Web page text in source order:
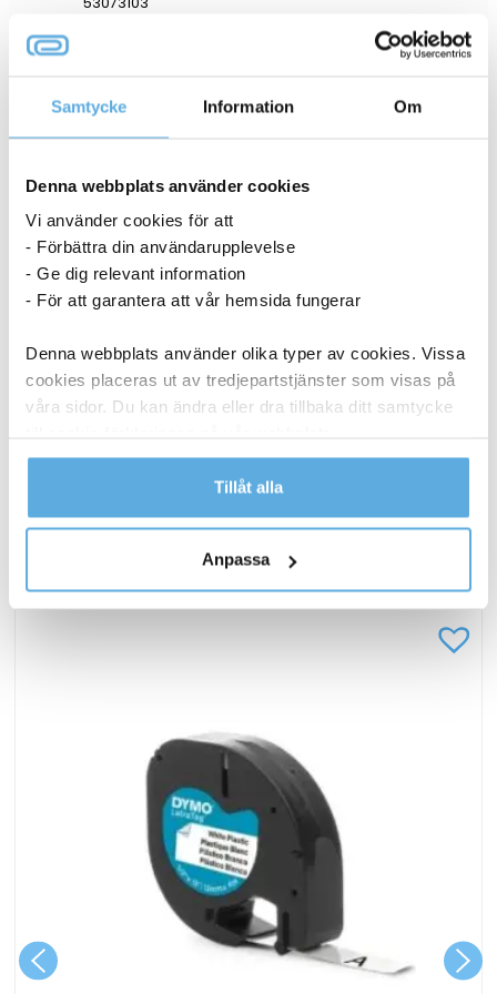
Samtycke Information Om
Denna webbplats använder cookies
Vi använder cookies för att
- Förbättra din användarupplevelse
- Ge dig relevant information
- För att garantera att vår hemsida fungerar
Denna webbplats använder olika typer av cookies. Vissa
cookies placeras ut av tredjepartstjänster som visas på
våra sidor. Du kan ändra eller dra tillbaka ditt samtycke
Läs mer i vår integritetspolicy om vilka vi är, hur du
kontaktar oss och på vilket sätt vi behandlar
Tillåt alla
Anpassa
186,25
186,25kr
9-11 dagar
Svampduk Wettex Quick N Dry på rulle blå 25cm x 10m
53070092
ANDRA KÖPTE OCKSÅ